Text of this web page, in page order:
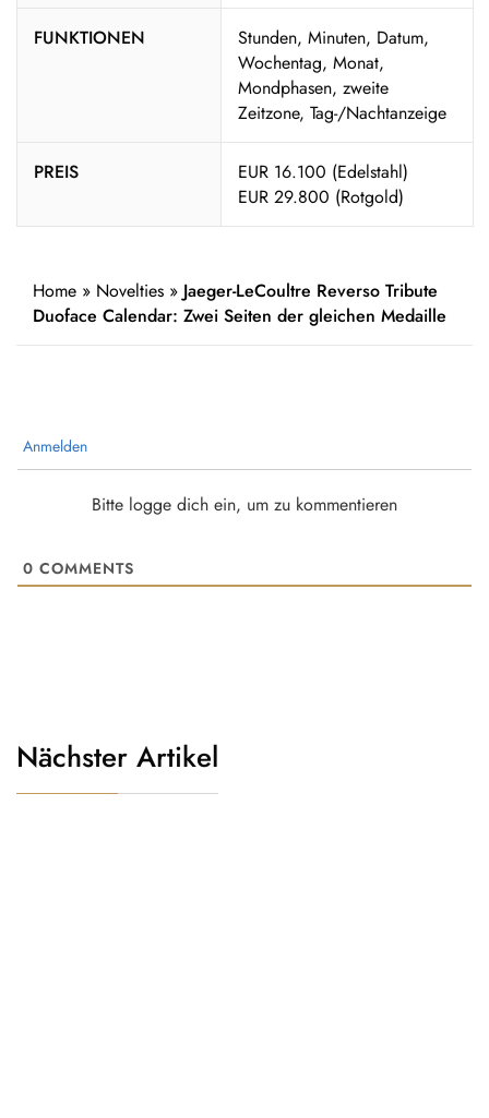
FUNKTIONEN
Stunden, Minuten, Datum,
Wochentag, Monat,
Mondphasen, zweite
Zeitzone, Tag-/Nachtanzeige
PREIS
EUR 16.100 (Edelstahl)
EUR 29.800 (Rotgold)
Home » Novelties » Jaeger-LeCoultre Reverso Tribute
Duoface Calendar: Zwei Seiten der gleichen Medaille
Anmelden
Bitte logge dich ein, um zu kommentieren
0 COMMENTS
Nächster Artikel